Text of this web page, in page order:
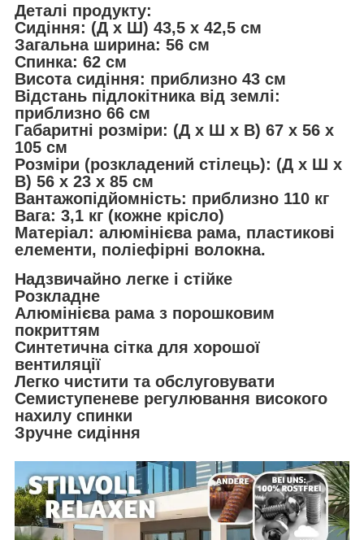
Надзвичайно легке і стійке
Розкладне
Алюмінієва рама з порошковим
покриттям
Синтетична сітка для хорошої
вентиляції
Легко чистити та обслуговувати
Семиступеневе регулювання високого
нахилу спинки
Зручне сидіння
Деталі продукту:
Сидіння: (Д x Ш) 43,5 x 42,5 см
Загальна ширина: 56 см
Спинка: 62 см
Висота сидіння: приблизно 43 см
Відстань підлокітника від землі:
приблизно 66 см
Габаритні розміри: (Д х Ш х В) 67 х 56 х
105 см
Розміри (розкладений стілець): (Д x Ш x
В) 56 x 23 x 85 см
Вантажопідйомність: приблизно 110 кг
Вага: 3,1 кг (кожне крісло)
Матеріал: алюмінієва рама, пластикові
елементи, поліефірні волокна.